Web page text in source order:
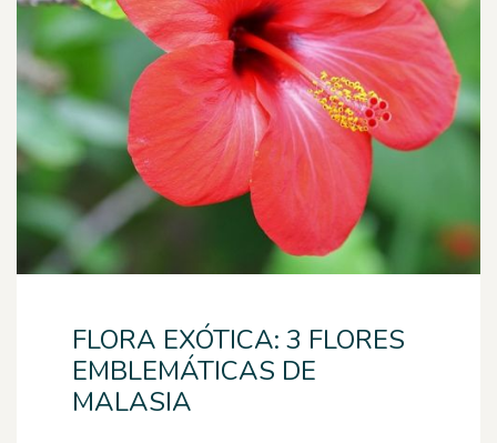
FLORA EXÓTICA: 3 FLORES
EMBLEMÁTICAS DE
MALASIA